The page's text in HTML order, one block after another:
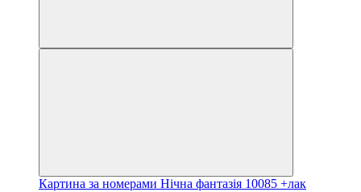
Картина за номерами Нічна фантазія 10085 +лак